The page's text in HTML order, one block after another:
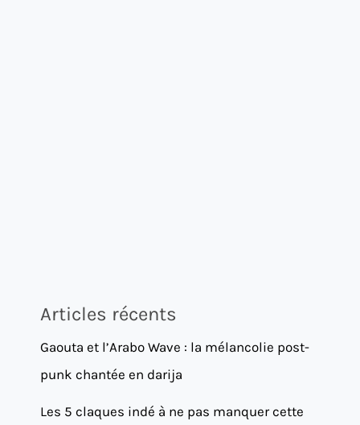
Articles récents
Gaouta et l’Arabo Wave : la mélancolie post-
punk chantée en darija
Les 5 claques indé à ne pas manquer cette